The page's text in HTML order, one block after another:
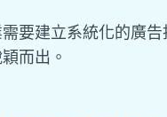
要建立系統化的廣
而出。